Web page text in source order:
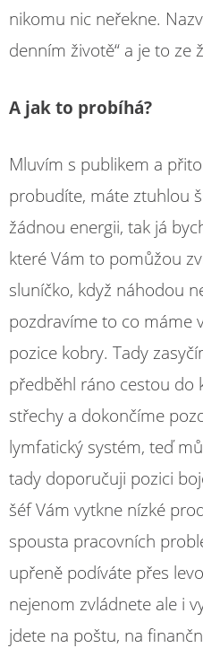
nikomu nic neřekne.
denním životě“ a je to ze
A jak to probíhá?
Mluvím s publikem a
probudíte, máte ztuhlou
žádnou energii, tak já
které Vám to pomůžou
sluníčko, když náhodou
pozdravíme to co máme
pozice kobry. Tady
předběhl ráno cestou do
střechy a dokončíme
lymfatický systém, teď
tady doporučuji pozici
šéf Vám vytkne nízké
spousta pracovních
upřeně podíváte přes
nejenom zvládnete ale i
jdete na poštu, na